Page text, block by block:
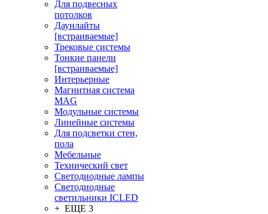
Для подвесных
потолков
Даунлайты
[встраиваемые]
Трековые системы
Тонкие панели
[встраиваемые]
Интерьерные
Магнитная система
MAG
Модульные системы
Линейные системы
Для подсветки стен,
пола
Мебельные
Технический свет
Светодиодные лампы
Светодиодные
светильники ICLED
+ ЕЩЕ 3